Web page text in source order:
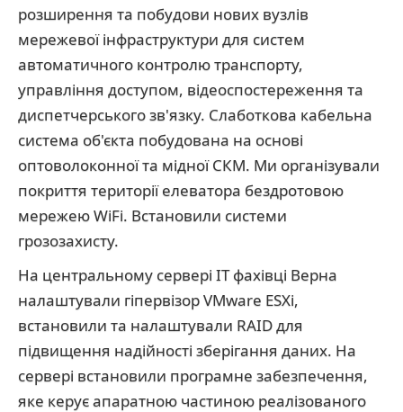
розширення та побудови нових вузлів
мережевої інфраструктури для систем
автоматичного контролю транспорту,
управління доступом, відеоспостереження та
диспетчерського зв'язку. Слаботкова кабельна
система об'єкта побудована на основі
оптоволоконної та мідної СКМ. Ми організували
покриття території елеватора бездротовою
мережею WiFi. Встановили системи
грозозахисту.
На центральному сервері IT фахівці Верна
налаштували гіпервізор VMware ESXi,
встановили та налаштували RAID для
підвищення надійності зберігання даних. На
сервері встановили програмне забезпечення,
яке керує апаратною частиною реалізованого